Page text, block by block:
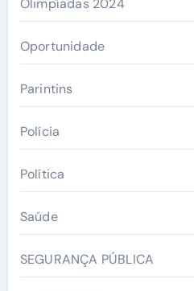
Olimpíadas 2024
Oportunidade
Parintins
Polícia
Política
Saúde
SEGURANÇA PÚBLICA